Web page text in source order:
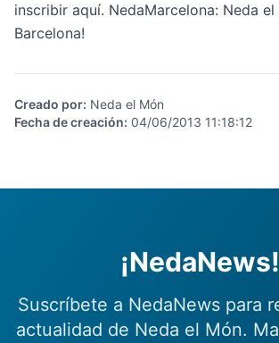
inscribir aquí. NedaMarcelona: Neda
Barcelona!
Creado por: Neda el Món
Fecha de creación: 04/06/2013 11:18:12
¡NedaNews!
Suscríbete a NedaNews para
actualidad de Neda el Món.